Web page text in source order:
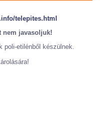
telepites.html
nem javasoljuk!
poli-etilénből készülnek.